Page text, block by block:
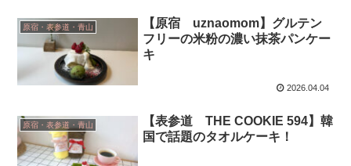
原宿・表参道・青山
【原宿 uznaomom】グルテン
フリーの米粉の濃い抹茶パンケー
キ
2026.04.04
原宿・表参道・青山
【表参道 THE COOKIE 594】韓
国で話題のタオルケーキ！